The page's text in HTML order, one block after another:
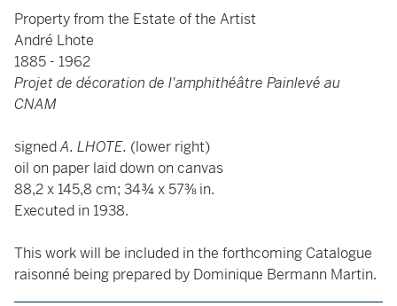
Property from the Estate of the Artist
André Lhote
1885 - 1962
Projet de décoration de l'amphithéâtre Painlevé au
CNAM
signedA. LHOTE. (lower right)
oil on paper laid down on canvas
88,2 x 145,8 cm; 34¾ x 57⅜ in.
Executed in 1938.
This work will be included in the forthcoming Catalogue
raisonné being prepared by Dominique Bermann Martin.